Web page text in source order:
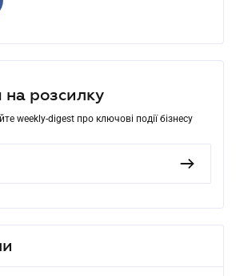
на розсилку
weekly-digest про ключові події бізнесу